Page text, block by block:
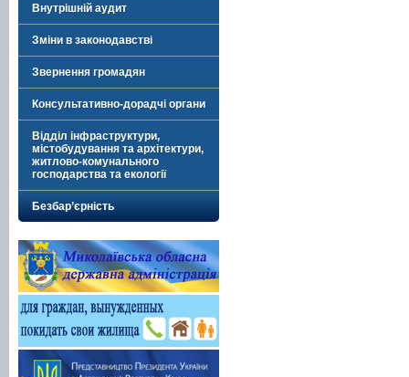
Внутрішній аудит
Зміни в законодавстві
Звернення громадян
Консультативно-дорадчі органи
Відділ інфраструктури,
містобудування та архітектури,
житлово-комунального
господарства та екології
Безбар’єрність